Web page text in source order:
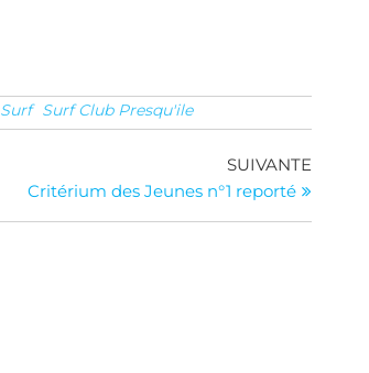
Surf Surf Club Presqu'ile
SUIVANTE
Critérium des Jeunes n°1 reporté